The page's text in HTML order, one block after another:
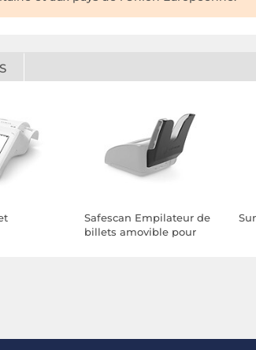
Safescan Empilateur de
billets amovible pour